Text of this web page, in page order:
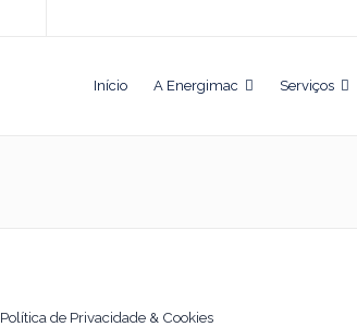
Início A Energimac Serviços
Política de Privacidade & Cookies